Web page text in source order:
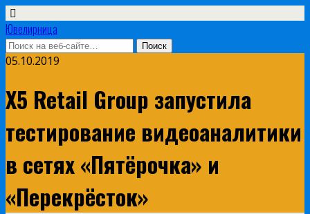
Ювелирница
05.10.2019
X5 Retail Group запустила
тестирование видеоаналитики
в сетях «Пятёрочка» и
«Перекрёсток»